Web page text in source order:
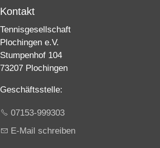
Kontakt
Tennisgesellschaft
Plochingen e.V.
Stumpenhof 104
73207 Plochingen
Geschäftsstelle:
07153-999303
E-Mail schreiben